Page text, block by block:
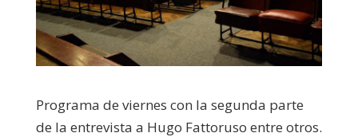
Programa de viernes con la segunda parte
de la entrevista a Hugo Fattoruso entre otros.